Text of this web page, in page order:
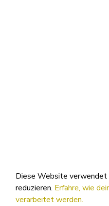
Diese Website verwendet
reduzieren. Erfahre, wie
verarbeitet werden.